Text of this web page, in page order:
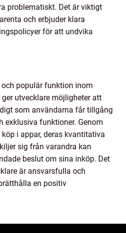
problematiskt. Det är viktigt
och erbjuder klara
för att undvika
populär funktion inom
utvecklare möjligheter att
som användarna får tillgång
exklusiva funktioner. Genom
i appar, deras kvantitativa
sig från varandra kan
beslut om sina inköp. Det
är ansvarsfulla och
en positiv